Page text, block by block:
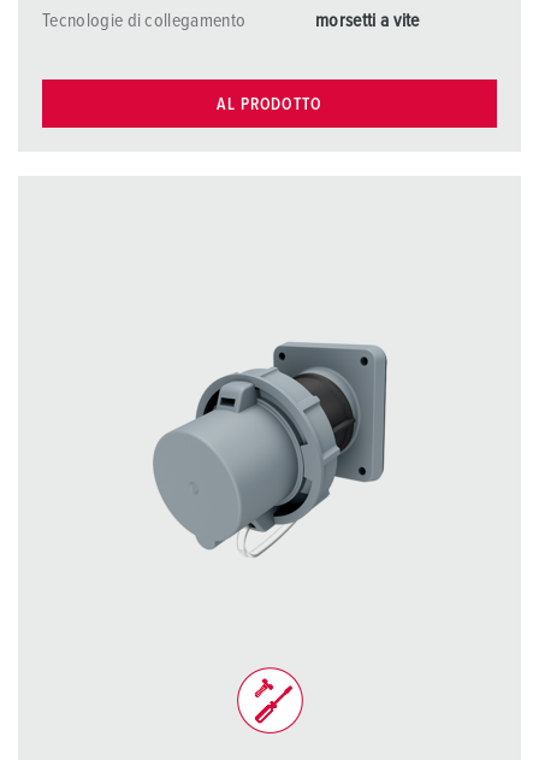
Tecnologie di collegamento morsetti a vite
AL PRODOTTO